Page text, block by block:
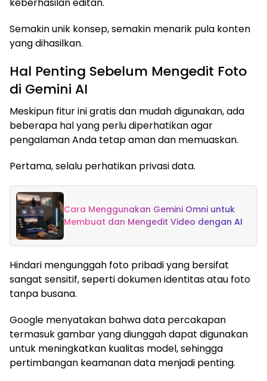
Semakin unik konsep, semakin menarik pula konten
yang dihasilkan.
Hal Penting Sebelum Mengedit Foto
di Gemini AI
Meskipun fitur ini gratis dan mudah digunakan, ada
beberapa hal yang perlu diperhatikan agar
pengalaman Anda tetap aman dan memuaskan.
Pertama, selalu perhatikan privasi data.
Cara Menggunakan Gemini Omni untuk
Membuat dan Mengedit Video dengan AI
Hindari mengunggah foto pribadi yang bersifat
sangat sensitif, seperti dokumen identitas atau foto
tanpa busana.
Google menyatakan bahwa data percakapan
termasuk gambar yang diunggah dapat digunakan
untuk meningkatkan kualitas model, sehingga
pertimbangan keamanan data menjadi penting.